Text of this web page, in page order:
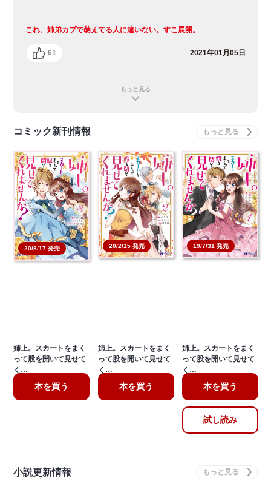
これ、姉弟カプで萌えてる人に違いない。すこ展開。
61 2021年01月05日
もっと見る
コミック新刊情報
20/8/17 発売
姉上。スカートをまく
って股を開いて見せて
く…
本を買う
20/2/15 発売
姉上。スカートをまく
って股を開いて見せて
く…
本を買う
19/7/31 発売
姉上。スカートをまく
って股を開いて見せて
く…
本を買う
試し読み
小説更新情報